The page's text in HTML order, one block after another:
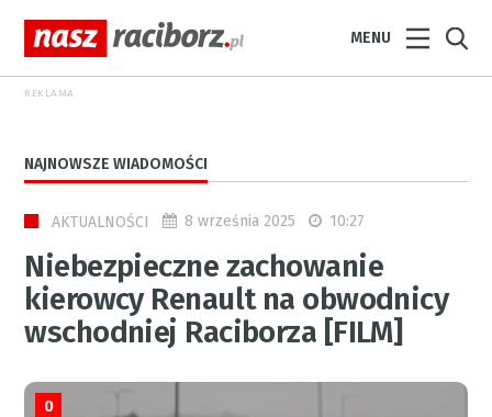
MENU
REKLAMA
NAJNOWSZE WIADOMOŚCI
AKTUALNOŚCI 8 września 2025 10:27
Niebezpieczne zachowanie
kierowcy Renault na obwodnicy
wschodniej Raciborza [FILM]
0